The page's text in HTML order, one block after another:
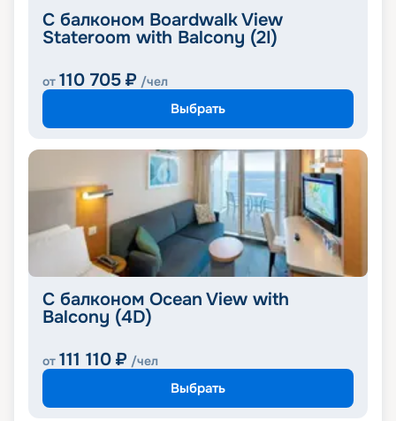
С балконом Boardwalk View
Stateroom with Balcony (2I)
от 110 705 ₽ /чел
Выбрать
С балконом Ocean View with
Balcony (4D)
от 111 110 ₽ /чел
Выбрать